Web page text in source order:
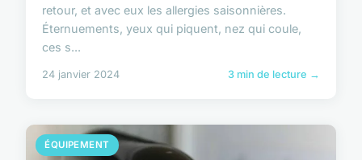
retour, et avec eux les allergies saisonnières.
Éternuements, yeux qui piquent, nez qui coule,
ces s...
24 janvier 2024 3 min de lecture →
ÉQUIPEMENT